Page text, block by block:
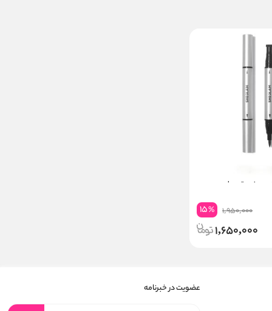
آب شیگلم
1,950,000
15%
1,650,000
عضویت در خبرنامه